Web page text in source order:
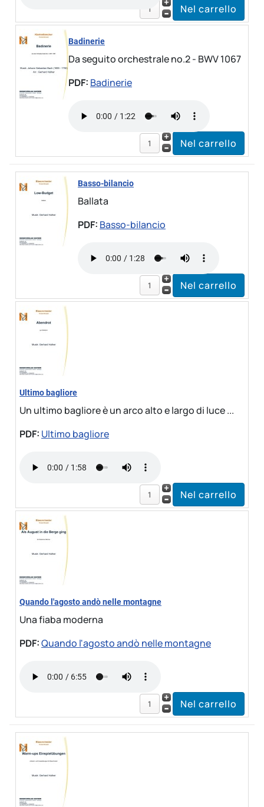
Badinerie
Da seguito orchestrale no.2 - BWV 1067
PDF: Badinerie
Basso-bilancio
Ballata
PDF: Basso-bilancio
Ultimo bagliore
Un ultimo bagliore è un arco alto e largo di luce ...
PDF: Ultimo bagliore
Quando l'agosto andò nelle montagne
Una fiaba moderna
PDF:Quando l'agosto andò nelle montagne